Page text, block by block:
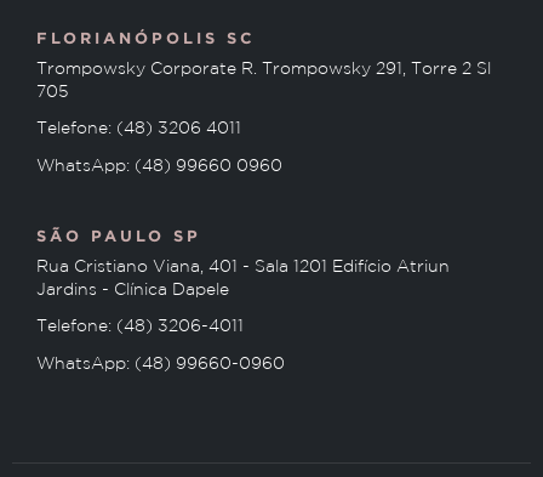
FLORIANÓPOLIS SC
Trompowsky Corporate R. Trompowsky 291, Torre 2 Sl
705
Telefone: (48) 3206 4011
WhatsApp: (48) 99660 0960
SÃO PAULO SP
Rua Cristiano Viana, 401 - Sala 1201 Edifício Atriun
Jardins - Clínica Dapele
Telefone: (48) 3206-4011
WhatsApp: (48) 99660-0960